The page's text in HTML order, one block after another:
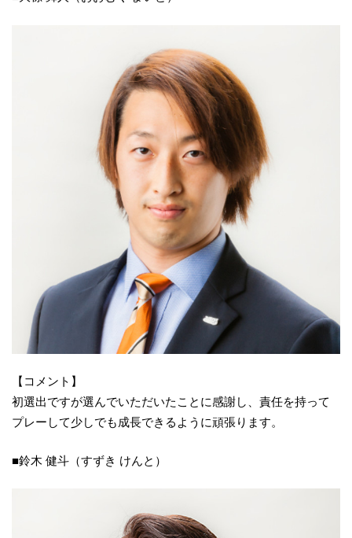
【コメント】
初選出ですが選んでいただいたことに感謝し、責任を持って
プレーして少しでも成長できるように頑張ります。
■鈴木 健斗（すずき けんと）